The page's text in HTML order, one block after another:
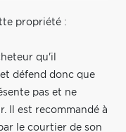
propriété :
qu'il
défend donc que
pas et ne
Il est recommandé à
le courtier de son